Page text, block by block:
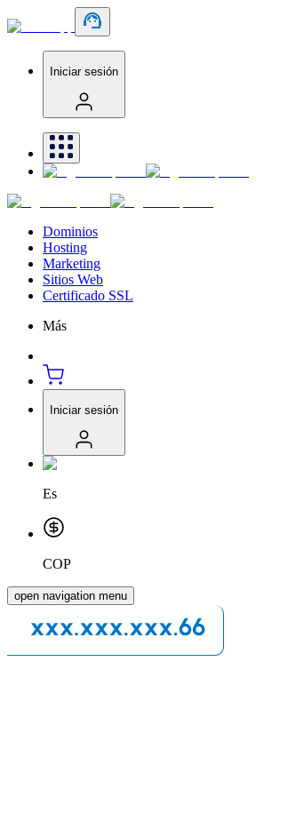
Iniciar sesión
Dominios
Hosting
Marketing
Sitios Web
Certificado SSL
Más
Iniciar sesión
Es
COP
open navigation menu